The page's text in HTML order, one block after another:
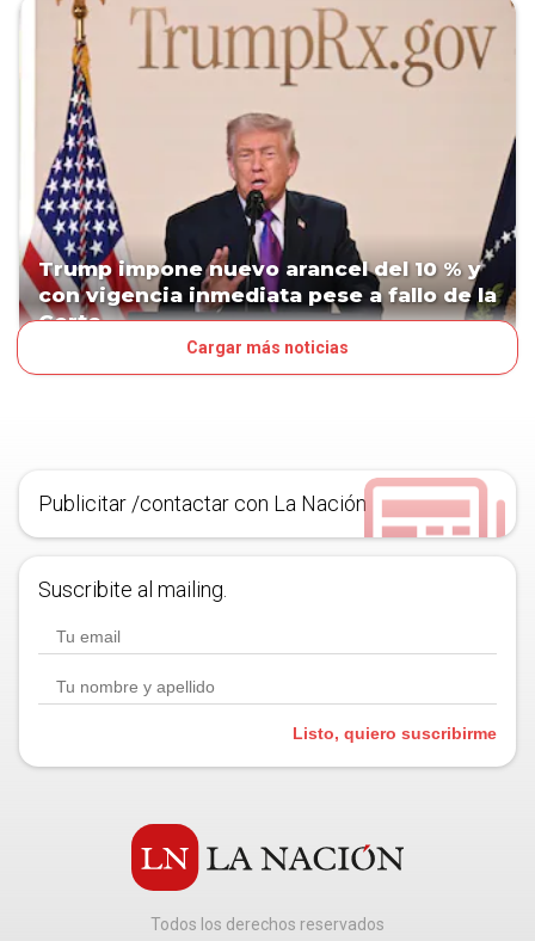
Trump impone nuevo arancel del 10 % y
con vigencia inmediata pese a fallo de la
Corte
Cargar más noticias
Publicitar /contactar con La Nación
Suscribite al mailing.
Listo, quiero suscribirme
Todos los derechos reservados